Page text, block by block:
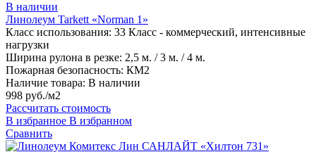
В наличии
Линолеум Tarkett «Norman 1»
Класс использования: 33 Класс - коммерческий, интенсивные
нагрузки
Ширина рулона в резке: 2,5 м. / 3 м. / 4 м.
Пожарная безопасность: КМ2
Наличие товара: В наличии
998 руб./м2
Рассчитать стоимость
В избранное В избранном
Сравнить